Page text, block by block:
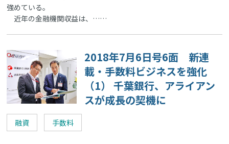
強めている。
近年の金融機関収益は、……
2018年7月6日号6面 新連
載・手数料ビジネスを強化
（1） 千葉銀行、アライアン
スが成長の契機に
融資 手数料